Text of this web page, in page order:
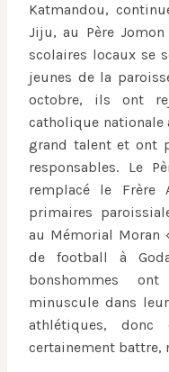
Katmandou,
Jiju, au Père
scolaires locaux se
jeunes de la
octobre, ils ont
catholique nationale
grand talent et ont
responsables. Le
remplacé le Frère
primaires
au Mémorial Moran
de football à
bonshommes
minuscule dans
athlétiques,
certainement battre,